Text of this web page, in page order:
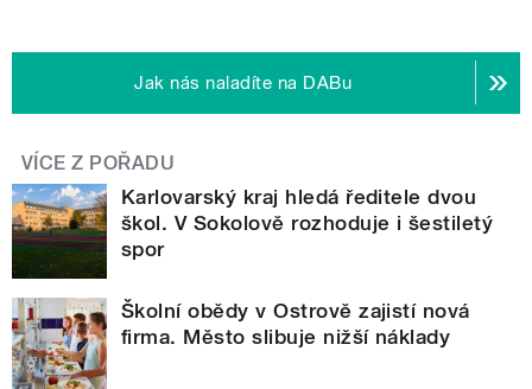
Jak nás naladíte na DABu
VÍCE Z POŘADU
Karlovarský kraj hledá ředitele dvou
škol. V Sokolově rozhoduje i šestiletý
spor
Školní obědy v Ostrově zajistí nová
firma. Město slibuje nižší náklady